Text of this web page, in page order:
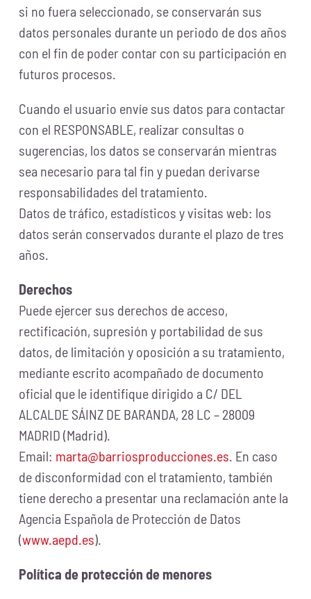
si no fuera seleccionado, se conservarán sus
datos personales durante un periodo de dos años
con el fin de poder contar con su participación en
futuros procesos.
Cuando el usuario envíe sus datos para contactar
con el RESPONSABLE, realizar consultas o
sugerencias, los datos se conservarán mientras
sea necesario para tal fin y puedan derivarse
responsabilidades del tratamiento.
Datos de tráfico, estadísticos y visitas web: los
datos serán conservados durante el plazo de tres
años.
Derechos
Puede ejercer sus derechos de acceso,
rectificación, supresión y portabilidad de sus
datos, de limitación y oposición a su tratamiento,
mediante escrito acompañado de documento
oficial que le identifique dirigido a C/ DEL
ALCALDE SÁINZ DE BARANDA, 28 LC – 28009
MADRID (Madrid).
Email: marta@barriosproducciones.es. En caso
de disconformidad con el tratamiento, también
tiene derecho a presentar una reclamación ante la
Agencia Española de Protección de Datos
(www.aepd.es).
Política de protección de menores